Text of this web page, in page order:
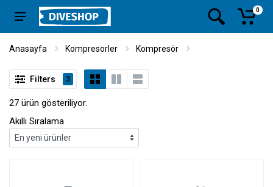
0
Anasayfa Kompresorler Kompresör
Filters 3
27 ürün gösteriliyor.
Akıllı Sıralama